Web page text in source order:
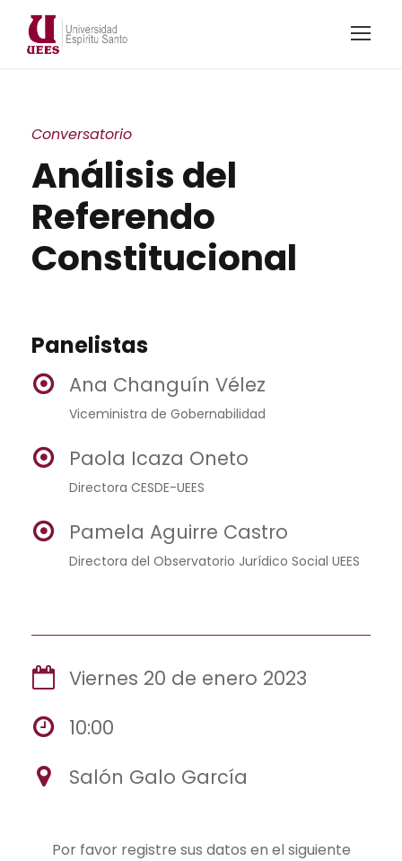
Conversatorio
Análisis del
Referendo
Constitucional
Panelistas
Ana Changuín Vélez
Viceministra de Gobernabilidad
Paola Icaza Oneto
Directora CESDE-UEES
Pamela Aguirre Castro
Directora del Observatorio Jurídico Social UEES
Viernes 20 de enero 2023
10:00
Salón Galo García
Por favor registre sus datos en el siguiente